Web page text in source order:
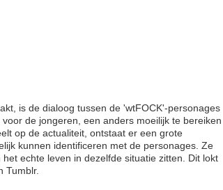
is de dialoog tussen de 'wtFOCK'-personages
de jongeren, een anders moeilijk te bereiken
op de actualiteit, ontstaat er een grote
kunnen identificeren met de personages. Ze
echte leven in dezelfde situatie zitten. Dit lokt
Tumblr.